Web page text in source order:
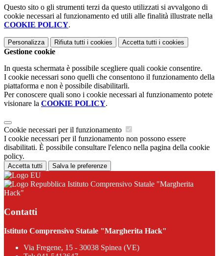
Questo sito o gli strumenti terzi da questo utilizzati si avvalgono di
cookie necessari al funzionamento ed utili alle finalità illustrate nella
COOKIE POLICY.
Personalizza Rifiuta tutti i cookies Accetta tutti i cookies
Gestione cookie
In questa schermata è possibile scegliere quali cookie consentire.
I cookie necessari sono quelli che consentono il funzionamento della
piattaforma e non è possibile disabilitarli.
Per conoscere quali sono i cookie necessari al funzionamento potete
visionare la COOKIE POLICY.
Cookie necessari per il funzionamento
I cookie necessari per il funzionamento non possono essere
disabilitati. È possibile consultare l'elenco nella pagina della cookie
policy.
Accetta tutti Salva le preferenze
Istituto Comprensivo Statale "Margherita
Hack"
Contatti
Istituto Comprensivo Statale "Margherita Hack"
Via Fregene, 15 - 30038 Spinea (VE)